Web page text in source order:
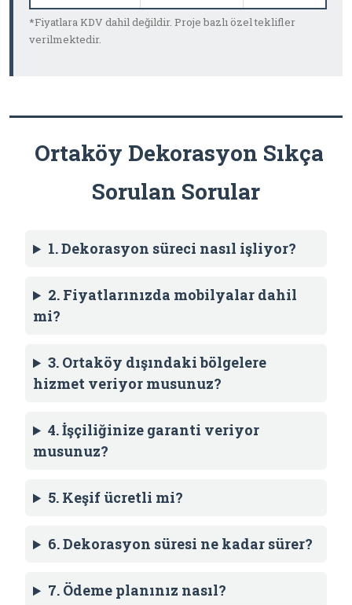
*Fiyatlara KDV dahil değildir. Proje bazlı özel teklifler
verilmektedir.
Ortaköy Dekorasyon Sıkça
Sorulan Sorular
1. Dekorasyon süreci nasıl işliyor?
2. Fiyatlarınızda mobilyalar dahil
mi?
3. Ortaköy dışındaki bölgelere
hizmet veriyor musunuz?
4. İşçiliğinize garanti veriyor
musunuz?
5. Keşif ücretli mi?
6. Dekorasyon süresi ne kadar sürer?
7. Ödeme planınız nasıl?